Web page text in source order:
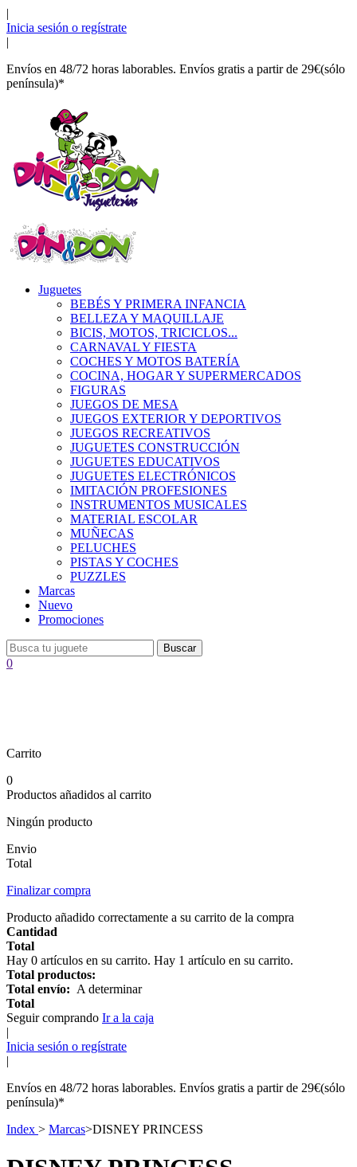
|
Inicia sesión o regístrate
|
Envíos en 48/72 horas laborables. Envíos gratis a partir de 29€(sólo
península)*
Juguetes
BEBÉS Y PRIMERA INFANCIA
BELLEZA Y MAQUILLAJE
BICIS, MOTOS, TRICICLOS...
CARNAVAL Y FIESTA
COCHES Y MOTOS BATERÍA
COCINA, HOGAR Y SUPERMERCADOS
FIGURAS
JUEGOS DE MESA
JUEGOS EXTERIOR Y DEPORTIVOS
JUEGOS RECREATIVOS
JUGUETES CONSTRUCCIÓN
JUGUETES EDUCATIVOS
JUGUETES ELECTRÓNICOS
IMITACIÓN PROFESIONES
INSTRUMENTOS MUSICALES
MATERIAL ESCOLAR
MUÑECAS
PELUCHES
PISTAS Y COCHES
PUZZLES
Marcas
Nuevo
Promociones
Buscar
0
Carrito
0
Productos añadidos al carrito
Ningún producto
Envio
Total
Finalizar compra
Producto añadido correctamente a su carrito de la compra
Cantidad
Total
Hay 0 artículos en su carrito. Hay 1 artículo en su carrito.
Total productos:
Total envío: A determinar
Total
Seguir comprando Ir a la caja
|
Inicia sesión o regístrate
|
Envíos en 48/72 horas laborables. Envíos gratis a partir de 29€(sólo
península)*
Index > Marcas>DISNEY PRINCESS